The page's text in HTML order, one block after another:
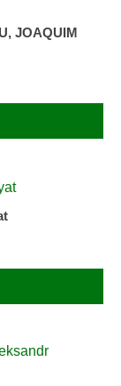
JOAQUIM